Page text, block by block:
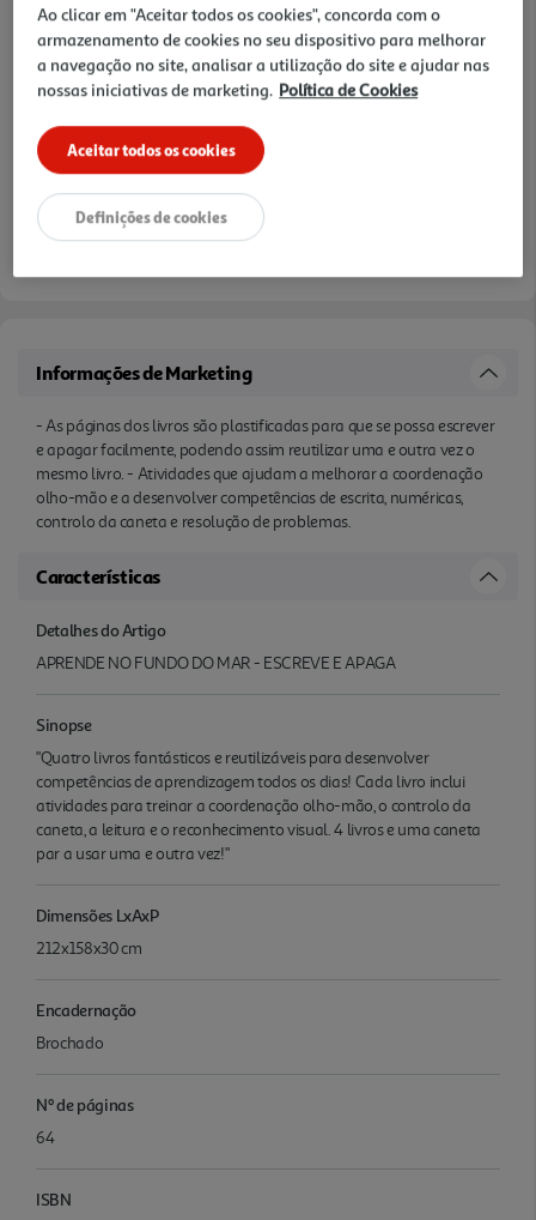
12,90 €PVP de editor
10,71 €
Informações de Marketing
- As páginas dos livros são plastificadas para que se possa escrever
e apagar facilmente, podendo assim reutilizar uma e outra vez o
mesmo livro. - Atividades que ajudam a melhorar a coordenação
olho-mão e a desenvolver competências de escrita, numéricas,
controlo da caneta e resolução de problemas.
Características
Detalhes do Artigo
APRENDE NO FUNDO DO MAR - ESCREVE E APAGA
Sinopse
"Quatro livros fantásticos e reutilizáveis para desenvolver
competências de aprendizagem todos os dias! Cada livro inclui
atividades para treinar a coordenação olho-mão, o controlo da
caneta, a leitura e o reconhecimento visual. 4 livros e uma caneta
par a usar uma e outra vez!"
Dimensões LxAxP
212x158x30 cm
Encadernação
Brochado
Nº de páginas
64
ISBN
Ao clicar em "Aceitar todos os cookies", concorda com o
armazenamento de cookies no seu dispositivo para melhorar
a navegação no site, analisar a utilização do site e ajudar nas
nossas iniciativas de marketing. Política de Cookies
Aceitar todos os cookies
Definições de cookies